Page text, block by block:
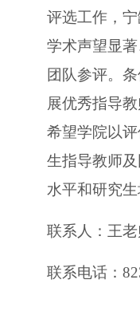
评选工作，宁
学术声望显
团队参评。
展优秀指导
希望学院以
生指导教师
水平和研究生
联系人：王
联系电话：